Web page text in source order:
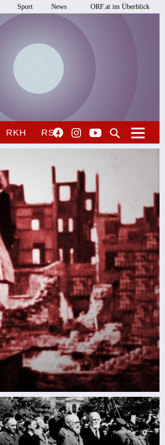
Sport News ORF.at im Überblick
RKH RSO